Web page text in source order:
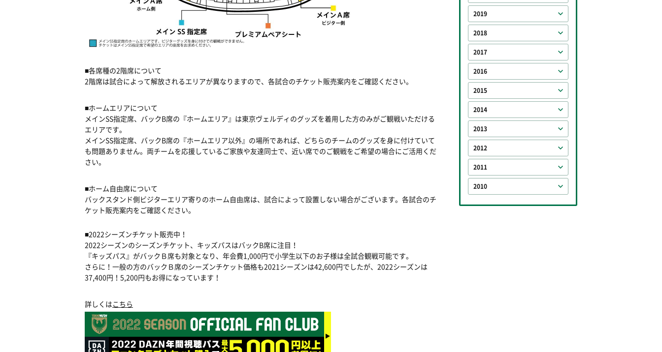
■各席種の2階席について
2階席は試合によって解放されるエリアが異なりますので、各試合のチケット販売案内をご確認ください。
■ホームエリアについて
メインSS指定席、バックB席の『ホームエリア』は東京ヴェルディのグッズを着用した方のみがご観戦いただける
エリアです。
メインSS指定席、バックB席の『ホームエリア以外』の場所であれば、どちらのチームのグッズを身に付けていて
も問題ありません。両チームを応援しているご家族や友達同士で、近い席でのご観戦をご希望の場合にご活用くだ
さい。
■ホーム自由席について
バックスタンド側ビジターエリア寄りのホーム自由席は、試合によって設置しない場合がございます。各試合のチ
ケット販売案内をご確認ください。
■2022シーズンチケット販売中！
2022シーズンのシーズンチケット、キッズパスはバックB席に注目！
『キッズパス』がバックＢ席も対象となり、年会費1,000円で小学生以下のお子様は全試合観戦可能です。
さらに！一般の方のバックＢ席のシーズンチケット価格も2021シーズンは42,600円でしたが、2022シーズンは
37,400円！5,200円もお得になっています！
詳しくはこちら
2019
2018
2017
2016
2015
2014
2013
2012
2011
2010